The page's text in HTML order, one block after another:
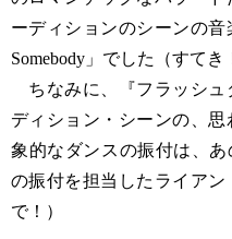
ーディションのシーンの
Somebody」でした（すてき
ちなみに、『フラッシュ
ディション・シーンの、
象的なダンスの振付は、
の振付を担当したライアン
で！）